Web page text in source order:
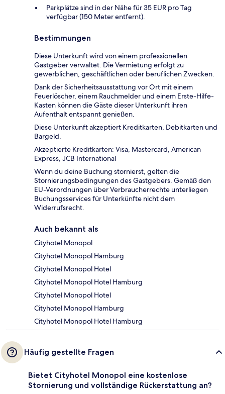
Parkplätze sind in der Nähe für 35 EUR pro Tag
verfügbar (150 Meter entfernt).
Bestimmungen
Diese Unterkunft wird von einem professionellen
Gastgeber verwaltet. Die Vermietung erfolgt zu
gewerblichen, geschäftlichen oder beruflichen Zwecken.
Dank der Sicherheitsausstattung vor Ort mit einem
Feuerlöscher, einem Rauchmelder und einem Erste-Hilfe-
Kasten können die Gäste dieser Unterkunft ihren
Aufenthalt entspannt genießen.
Diese Unterkunft akzeptiert Kreditkarten, Debitkarten und
Bargeld.
Akzeptierte Kreditkarten: Visa, Mastercard, American
Express, JCB International
Wenn du deine Buchung stornierst, gelten die
Stornierungsbedingungen des Gastgebers. Gemäß den
EU-Verordnungen über Verbraucherrechte unterliegen
Buchungsservices für Unterkünfte nicht dem
Widerrufsrecht.
Auch bekannt als
Cityhotel Monopol
Cityhotel Monopol Hamburg
Cityhotel Monopol Hotel
Cityhotel Monopol Hotel Hamburg
Cityhotel Monopol Hotel
Cityhotel Monopol Hamburg
Cityhotel Monopol Hotel Hamburg
Häufig gestellte Fragen
Bietet Cityhotel Monopol eine kostenlose
Stornierung und vollständige Rückerstattung an?